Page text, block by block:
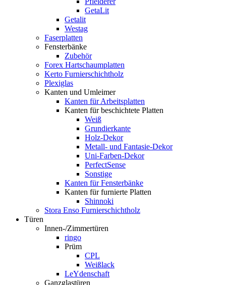
GetaLit
Getalit
Westag
Faserplatten
Fensterbänke
Zubehör
Forex Hartschaumplatten
Kerto Furnierschichtholz
Plexiglas
Kanten und Umleimer
Kanten für Arbeitsplatten
Kanten für beschichtete Platten
Weiß
Grundierkante
Holz-Dekor
Metall- und Fantasie-Dekor
Uni-Farben-Dekor
PerfectSense
Sonstige
Kanten für Fensterbänke
Kanten für furnierte Platten
Shinnoki
Stora Enso Furnierschichtholz
Türen
Innen-/Zimmertüren
ringo
Prüm
CPL
Weißlack
LeYdenschaft
Ganzglastüren